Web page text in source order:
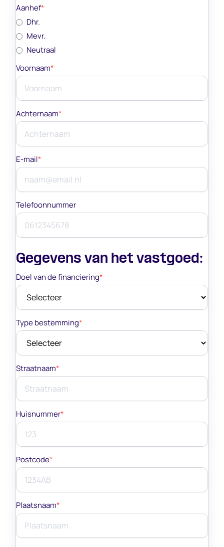
Aanhef*
Dhr.
Mevr.
Neutraal
Voornaam*
Achternaam*
E-mail*
Telefoonnummer
Gegevens van het vastgoed:
Doel van de financiering*
Type bestemming*
Straatnaam*
Huisnummer*
Postcode*
Plaatsnaam*